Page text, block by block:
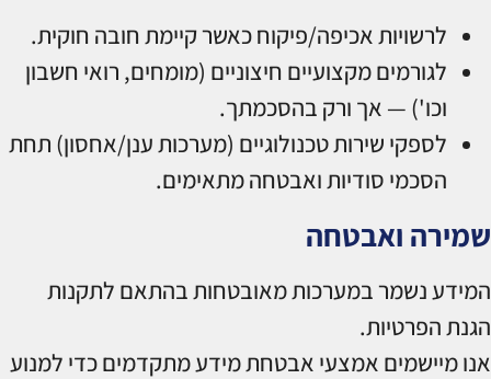
לרשויות אכיפה/פיקוח כאשר קיימת חובה חוקית.
לגורמים מקצועיים חיצוניים (מומחים, רואי חשבון
וכו') — אך ורק בהסכמתך.
לספקי שירות טכנולוגיים (מערכות ענן/אחסון) תחת
הסכמי סודיות ואבטחה מתאימים.
שמירה ואבטחה
המידע נשמר במערכות מאובטחות בהתאם לתקנות
הגנת הפרטיות.
אנו מיישמים אמצעי אבטחת מידע מתקדמים כדי למנוע